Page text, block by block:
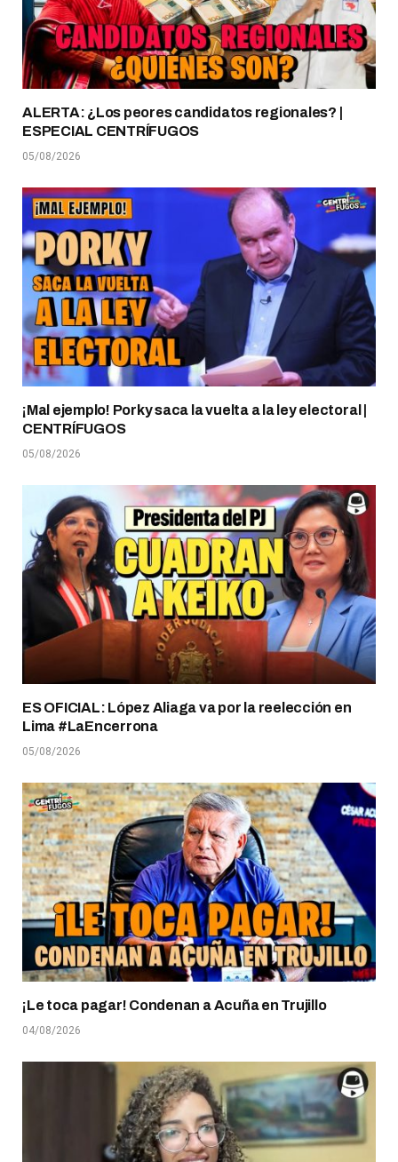
ALERTA: ¿Los peores candidatos regionales? |
ESPECIAL CENTRÍFUGOS
05/08/2026
¡Mal ejemplo! Porky saca la vuelta a la ley electoral |
CENTRÍFUGOS
05/08/2026
ES OFICIAL: López Aliaga va por la reelección en
Lima #LaEncerrona
05/08/2026
¡Le toca pagar! Condenan a Acuña en Trujillo
04/08/2026